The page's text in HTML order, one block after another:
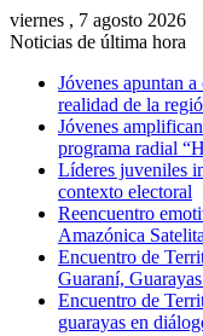
viernes , 7 agosto 2026
Noticias de última hora
Jóvenes apuntan
realidad de la
Jóvenes
programa radial
Líderes juveniles
contexto electoral
Reencuentro
Amazónica
Encuentro de
Guaraní,
Encuentro de
guarayas en